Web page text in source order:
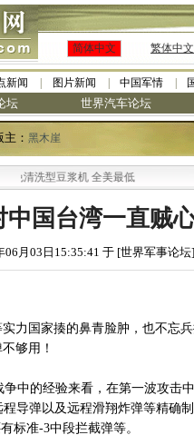
简体中文 繁体中文
新闻 图片新闻 中国军情
坛 世界汽车论坛
主： 黑木崖
浆机 全美最低
中国台湾一直贼
月03日15:35:41 于 [世界军事论坛]
力国家揍的鼻青脸肿，也不忘
够用！
中的经验来看，在第一波攻击
导弹以及远程滑翔炸弹等精确
标准-3中段拦截弹等。